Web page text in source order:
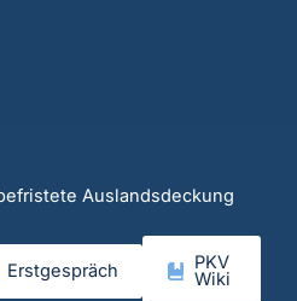
Auslandsdeckung
Erstgespräch PKV
Wiki